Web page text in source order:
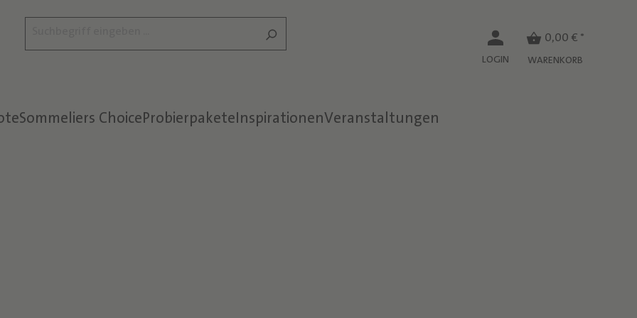
LOGIN
0,00 € *
WARENKORB
Sommeliers ChoiceProbierpaketeInspirationenVeranstaltungen